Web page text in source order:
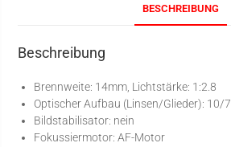
BESCHREIBUNG
Beschreibung
Brennweite: 14mm, Lichtstärke: 1:2.8
Optischer Aufbau (Linsen/Glieder): 10/7
Bildstabilisator: nein
Fokussiermotor: AF-Motor